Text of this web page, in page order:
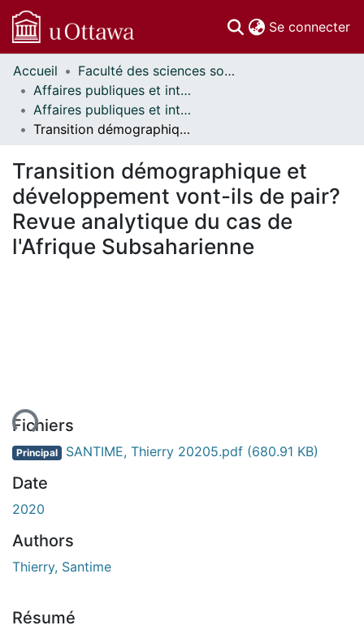
Se connecter
Communautés
et collections
Parcourir
Statistiques
À propos
Accueil
Faculté des sciences sociales // Faculty of Social Sciences
Affaires publiques et internationales // Public and International Affairs
Affaires publiques et internationales - Mémoires // Public and International Affairs - Research Papers
Transition démographique et développement vont-ils de pair? Revue analytique du cas de l'Afrique Subsaharienne
Transition démographique et
développement vont-ils de pair?
Revue analytique du cas de
l'Afrique Subsaharienne
Fichiers
Principal SANTIME, Thierry 20205.pdf (680.91 KB)
Date
2020
Authors
Thierry, Santime
Résumé